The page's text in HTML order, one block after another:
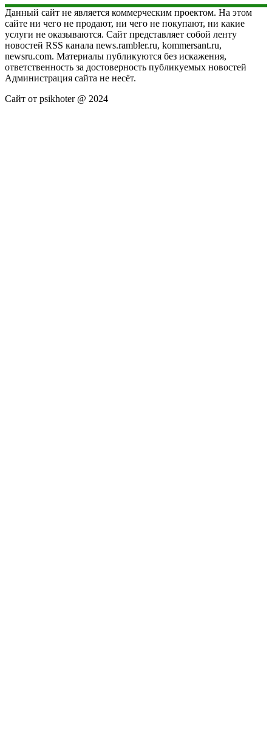
Данный сайт не является коммерческим проектом. На этом
сайте ни чего не продают, ни чего не покупают, ни какие
услуги не оказываются. Сайт представляет собой ленту
новостей RSS канала news.rambler.ru, kommersant.ru,
newsru.com. Материалы публикуются без искажения,
ответственность за достоверность публикуемых новостей
Администрация сайта не несёт.
Сайт от psikhoter @ 2024